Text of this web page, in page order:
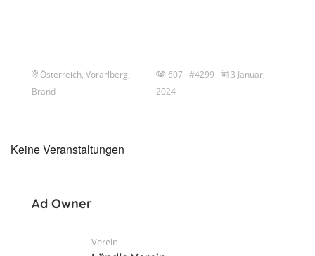
Österreich, Vorarlberg,
Brand
607 #4299
3 Januar,
2024
Keine Veranstaltungen
Ad Owner
Verein